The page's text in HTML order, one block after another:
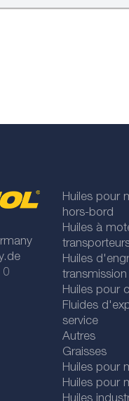
0
Huiles pour
hors-bord
Huiles à
Huiles
transmission
Huiles pour
Fluides
service
Autres
Graisses
Huiles pour
Huiles pour